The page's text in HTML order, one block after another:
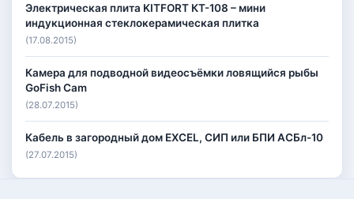
Электрическая плита KITFORT КТ-108 – мини
индукционная стеклокерамическая плитка
(17.08.2015)
Камера для подводной видеосъёмки ловящийся рыбы
GoFish Cam
(28.07.2015)
Кабель в загородный дом EXCEL, СИП или БПИ АСБл-10
(27.07.2015)